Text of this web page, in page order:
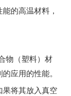
的高温材料，
物（塑料）材
应用的性能。
将其放入真空